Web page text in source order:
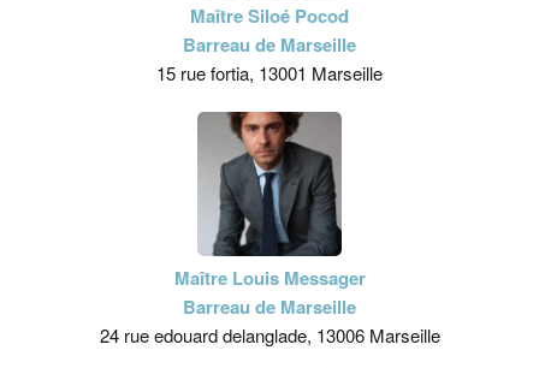
Maître Siloé Pocod
Barreau de Marseille
15 rue fortia, 13001 Marseille
Maître Louis Messager
Barreau de Marseille
24 rue edouard delanglade, 13006 Marseille